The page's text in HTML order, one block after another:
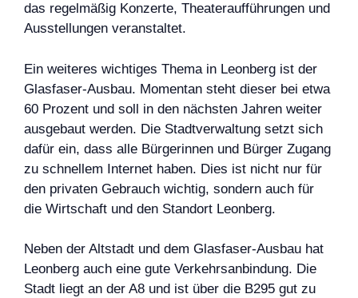
das regelmäßig Konzerte, Theateraufführungen und
Ausstellungen veranstaltet.
Ein weiteres wichtiges Thema in Leonberg ist der
Glasfaser-Ausbau. Momentan steht dieser bei etwa
60 Prozent und soll in den nächsten Jahren weiter
ausgebaut werden. Die Stadtverwaltung setzt sich
dafür ein, dass alle Bürgerinnen und Bürger Zugang
zu schnellem Internet haben. Dies ist nicht nur für
den privaten Gebrauch wichtig, sondern auch für
die Wirtschaft und den Standort Leonberg.
Neben der Altstadt und dem Glasfaser-Ausbau hat
Leonberg auch eine gute Verkehrsanbindung. Die
Stadt liegt an der A8 und ist über die B295 gut zu